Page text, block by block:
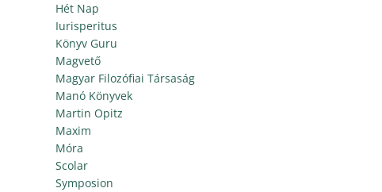
Hét Nap
Iurisperitus
Könyv Guru
Magvető
Magyar Filozófiai Társaság
Manó Könyvek
Martin Opitz
Maxim
Móra
Scolar
Symposion